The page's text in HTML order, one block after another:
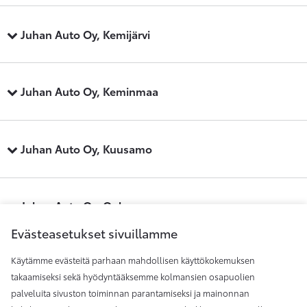
Juhan Auto Oy, Kemijärvi
Juhan Auto Oy, Keminmaa
Juhan Auto Oy, Kuusamo
Juhan Auto Oy, Oulu
Juhan Auto Oy, Raahe
Evästeasetukset sivuillamme
Käytämme evästeitä parhaan mahdollisen käyttökokemuksen
takaamiseksi sekä hyödyntääksemme kolmansien osapuolien
palveluita sivuston toiminnan parantamiseksi ja mainonnan